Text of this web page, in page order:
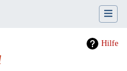
Hilfe